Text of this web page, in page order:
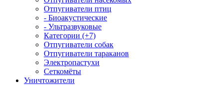
Отпугиватели птиц
- Биоакустические
- Ультразвуковые
Категории (+7)
Отпугиватели собак
Отпугиватели тараканов
Электропастухи
Сеткомёты
Уничтожители